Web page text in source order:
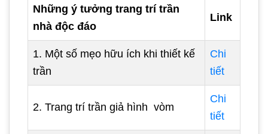
Những ý tưởng trang trí trần
nhà độc đáo
Link
1. Một số mẹo hữu ích khi thiết kế
trần
Chi
tiết
2. Trang trí trần giả hình vòm
Chi
tiết